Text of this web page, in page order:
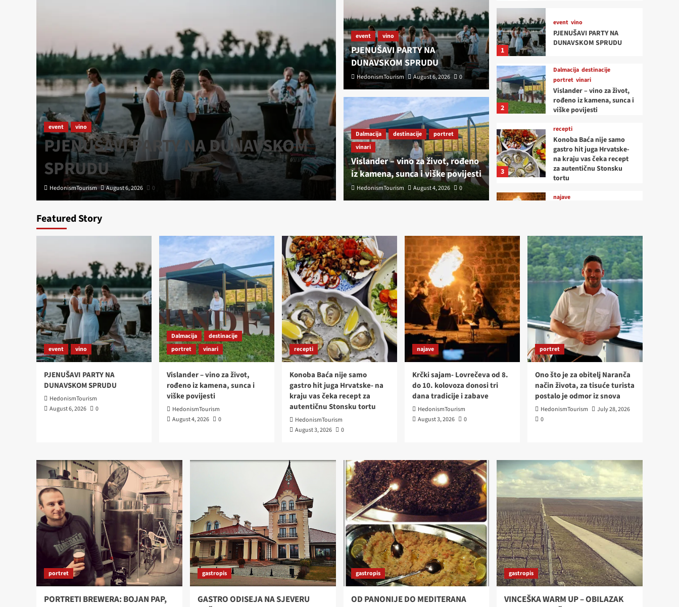
event vino
PJENUŠAVI PARTY NA DUNAVSKOM
SPRUDU
HedonismTourism August 6, 2026 0
Dalmacija destinacije portret vinari
Vislander – vino za život, rođeno iz
kamena, sunca i viške povijesti
HedonismTourism August 4, 2026 0
event vino
PJENUŠAVI PARTY NA
DUNAVSKOM SPRUDU
HedonismTourism August 6, 2026 0
Dalmacija destinacije
portret
vinari
Vislander – vino za život, rođeno
iz kamena, sunca i viške povijesti
HedonismTourism August 4, 2026 0
1
event vino
PJENUŠAVI PARTY NA
DUNAVSKOM SPRUDU
2
Dalmacija destinacije
portret vinari
Vislander – vino za život,
rođeno iz kamena, sunca i
viške povijesti
3
recepti
Konoba Baća nije samo
gastro hit juga Hrvatske-
na kraju vas čeka recept
za autentičnu Stonsku
tortu
4
najave
zabave
5
portret
Ono što je za obitelj
Naranča način života, za
tisuće turista postalo je
odmor iz snova
event vino
PJENUŠAVI PARTY NA
DUNAVSKOM SPRUDU
Dalmacija
destinacije
portret vinari
Vislander – vino za život,
rođeno iz kamena, sunca i
viške povijesti
3
na kraju vas čeka recept
za autentičnu Stonsku
tortu
4
najave
Krčki sajam- Lovrečeva
od 8. do 10. kolovoza
donosi tri dana tradicije i
zabave
portret
Ono što je za obitelj
Naranča način života, za
tisuće turista postalo je
odmor iz snova
Featured Story
event vino
PJENUŠAVI PARTY NA
DUNAVSKOM SPRUDU
HedonismTourism
August 6, 2026
0
Dalmacija
destinacije
portret
vinari
Vislander – vino za život,
rođeno iz kamena, sunca i
viške povijesti
HedonismTourism
August 4, 2026
0
recepti
Konoba Baća nije samo
gastro hit juga Hrvatske- na
kraju vas čeka recept za
autentičnu Stonsku tortu
HedonismTourism
August 3, 2026
0
najave
Krčki sajam- Lovrečeva od 8.
do 10. kolovoza donosi tri
dana tradicije i zabave
HedonismTourism
August 3, 2026
0
portret
Ono što je za obitelj Naranča
način života, za tisuće turista
postalo je odmor iz snova
HedonismTourism
July 28, 2026
0
portret
PORTRETI BREWERA: BOJAN PAP,
gastropis
GASTRO ODISEJA NA SJEVERU
gastropis
OD PANONIJE DO MEDITERANA
gastropis
VINCEŠKA WARM UP – OBILAZAK